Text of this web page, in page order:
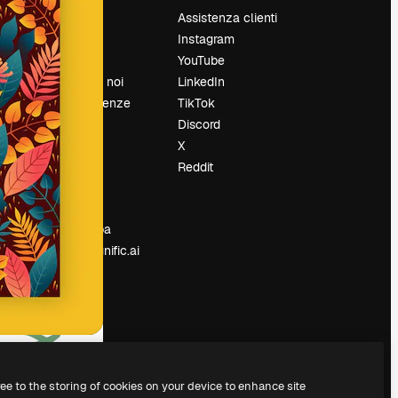
Prezzi
Chi siamo
Recensioni
Lavora con noi
Cerca tendenze
Blog
Eventi
Slidesgo
Vendi i tuoi
contenuti
Sala stampa
Cerchi magnific.ai
Assistenza clienti
Instagram
YouTube
LinkedIn
TikTok
Discord
X
Reddit
to the storing of cookies on your device to enhance site